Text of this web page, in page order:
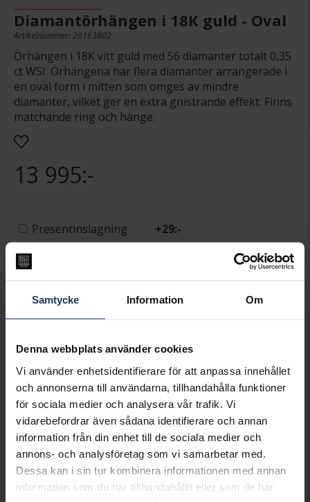
Samtycke Information Om
Denna webbplats använder cookies
Vi använder enhetsidentifierare för att anpassa innehållet
och annonserna till användarna, tillhandahålla funktioner
för sociala medier och analysera vår trafik. Vi
vidarebefordrar även sådana identifierare och annan
information från din enhet till de sociala medier och
annons- och analysföretag som vi samarbetar med.
Dessa kan i sin tur kombinera informationen med annan
information som du har tillhandahållit eller som de har
Diamantörhängen i 18K guld - Oval
Artikelnummer: 20163802
Örhängen i 18K vitt guld med 56 diamanter totalt 0,35
ct WSI. Örhängena har flera diamanter arrangerade i
en oval form i mitten som omges av mindre
diamanter, vilket ger en extra gnistrande effekt. Finns
matchande ring och hänge.
13 995:-
Presentinslagning +29:-
LÄGG I VARUKORGEN
Lagervara.
INFO
HÖJD CA (MM)
8,2
VARUMÄRKE
Hallbergs Guld
MATERIAL
Vitt guld
ÄDELMETALL
18K Gold
STEN/PÄRLA
Diamant
ANTAL DIAMANTER
56
DIAMANTSLIPNING
Briljant